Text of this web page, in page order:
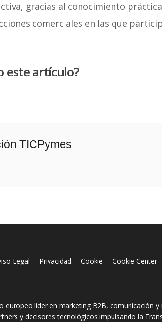
gracias al conocimiento
comerciales en las que
este artículo?
TICPymes
Legal Privacidad Cookie Cookie Center
europeo líder en marketing B2B, comunicación
y decisores tecnológicos impulsando la